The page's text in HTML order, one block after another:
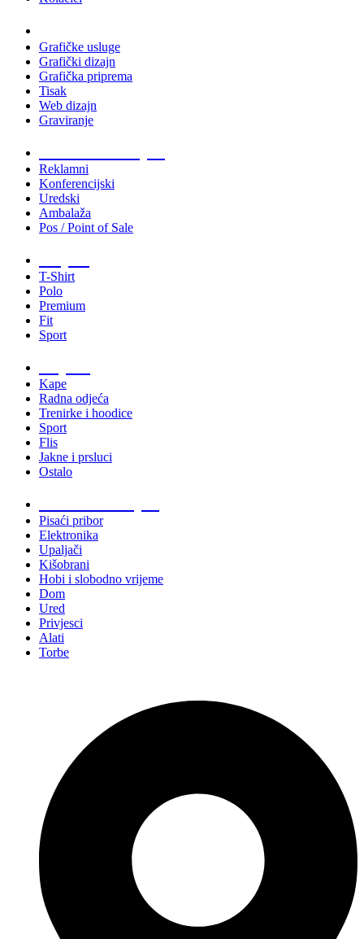
Grafičke usluge
Grafički dizajn
Grafička priprema
Tisak
Web dizajn
Graviranje
Reklamni
Konferencijski
Uredski
Ambalaža
Pos / Point of Sale
T-Shirt
Polo
Premium
Fit
Sport
Kape
Radna odjeća
Trenirke i hoodice
Sport
Flis
Jakne i prsluci
Ostalo
Pisaći pribor
Elektronika
Upaljači
Kišobrani
Hobi i slobodno vrijeme
Dom
Ured
Privjesci
Alati
Torbe